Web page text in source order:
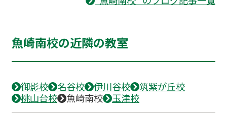
魚崎南校の近隣の教室
御影校 名谷校 伊川谷校
筑紫が丘校
桃山台校
魚崎南校 玉津校